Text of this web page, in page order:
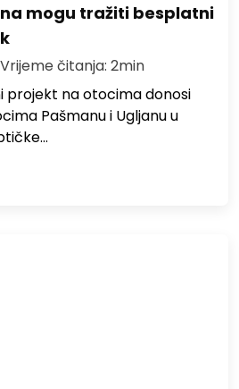
mogu tražiti besplatni
čitanja: 2min
projekt na otocima donosi
Pašmanu i Ugljanu u